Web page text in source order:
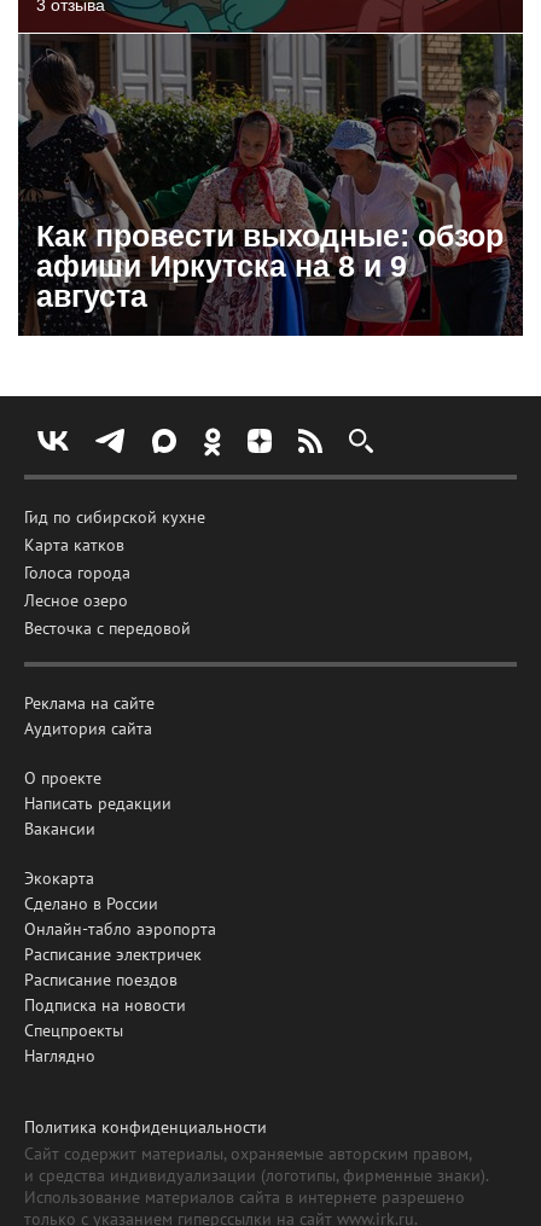
3 отзыва
Как провести выходные: обзор
афиши Иркутска на 8 и 9
августа
Гид по сибирской кухне
Карта катков
Голоса города
Лесное озеро
Весточка с передовой
Реклама на сайте
Аудитория сайта
О проекте
Написать редакции
Вакансии
Экокарта
Сделано в России
Онлайн-табло аэропорта
Расписание электричек
Расписание поездов
Подписка на новости
Спецпроекты
Наглядно
Политика конфиденциальности
Сайт содержит материалы, охраняемые авторским правом,
и средства индивидуализации (логотипы, фирменные знаки).
Использование материалов сайта в интернете разрешено
только с указанием гиперссылки на сайт www.irk.ru.